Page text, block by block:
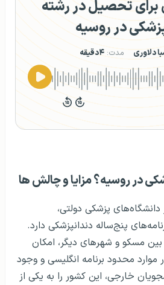
برای تحصیل در رشته
در روسیه
دلاوری مدت:۴دقیقه
در روسیه؟ مزایا و چالش‌ ها
دانشگاه‌های پزشکی دولتی،
پنج‌ساله دندانپزشکی دارد.
مسکو و شهرهای دیگر، امکان
موارد محدود برنامه انگلیسی و وجود
خارجی، این کشور را به یکی از